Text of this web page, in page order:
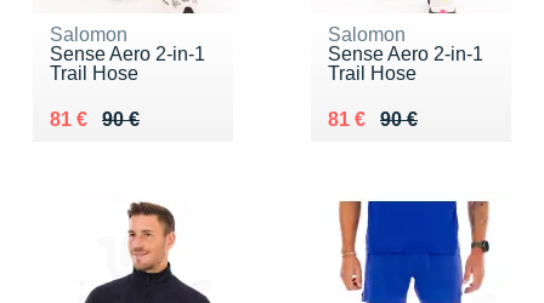
Salomon
Sense Aero 2-in-1
Trail Hose
90 €
Au lieu de 90 €
81 €
Vendu 81 €
Salomon
Sense Aero 2-in-1
Trail Hose
90 €
Au lieu de 90 €
81 €
Vendu 81 €